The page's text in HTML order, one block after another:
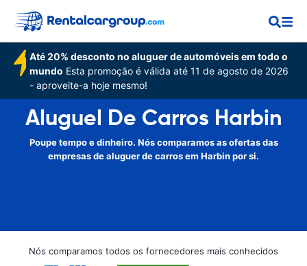
Até 20% desconto no aluguer de automóveis em todo o
mundo Esta promoção é válida até 11 de agosto de 2026
- aproveite-a hoje mesmo!
Aluguel De Carros Harbin
Poupe tempo e dinheiro. Nós comparamos as ofertas das
empresas de aluguer de carros em Harbin por si.
Nós comparamos todos os fornecedores mais conhecidos